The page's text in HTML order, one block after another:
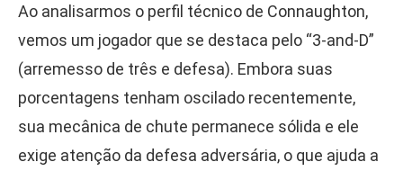
Ao analisarmos o perfil técnico de Connaughton,
vemos um jogador que se destaca pelo “3-and-D”
(arremesso de três e defesa). Embora suas
porcentagens tenham oscilado recentemente,
sua mecânica de chute permanece sólida e ele
exige atenção da defesa adversária, o que ajuda a